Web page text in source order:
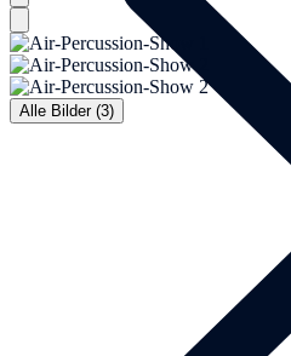
Alle Bilder (3)